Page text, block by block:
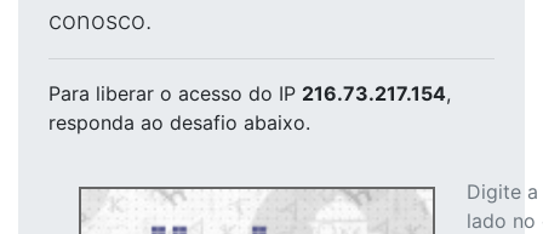
conosco.
Para liberar o acesso do IP 216.73.217.154,
responda ao desafio abaixo.
Digite
lado no